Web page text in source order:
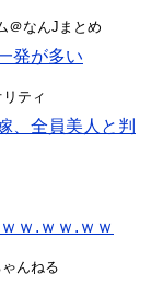
＠なんJまとめ
発が多い
ティ
、全員美人と判
ｗ.ｗｗ.ｗｗ
んねる